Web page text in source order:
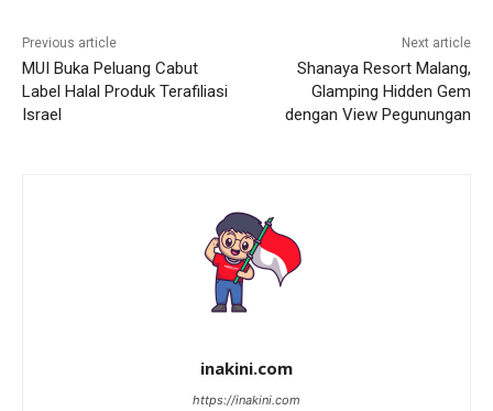
Previous article
MUI Buka Peluang Cabut
Label Halal Produk Terafiliasi
Israel
Next article
Shanaya Resort Malang,
Glamping Hidden Gem
dengan View Pegunungan
inakini.com
https://inakini.com